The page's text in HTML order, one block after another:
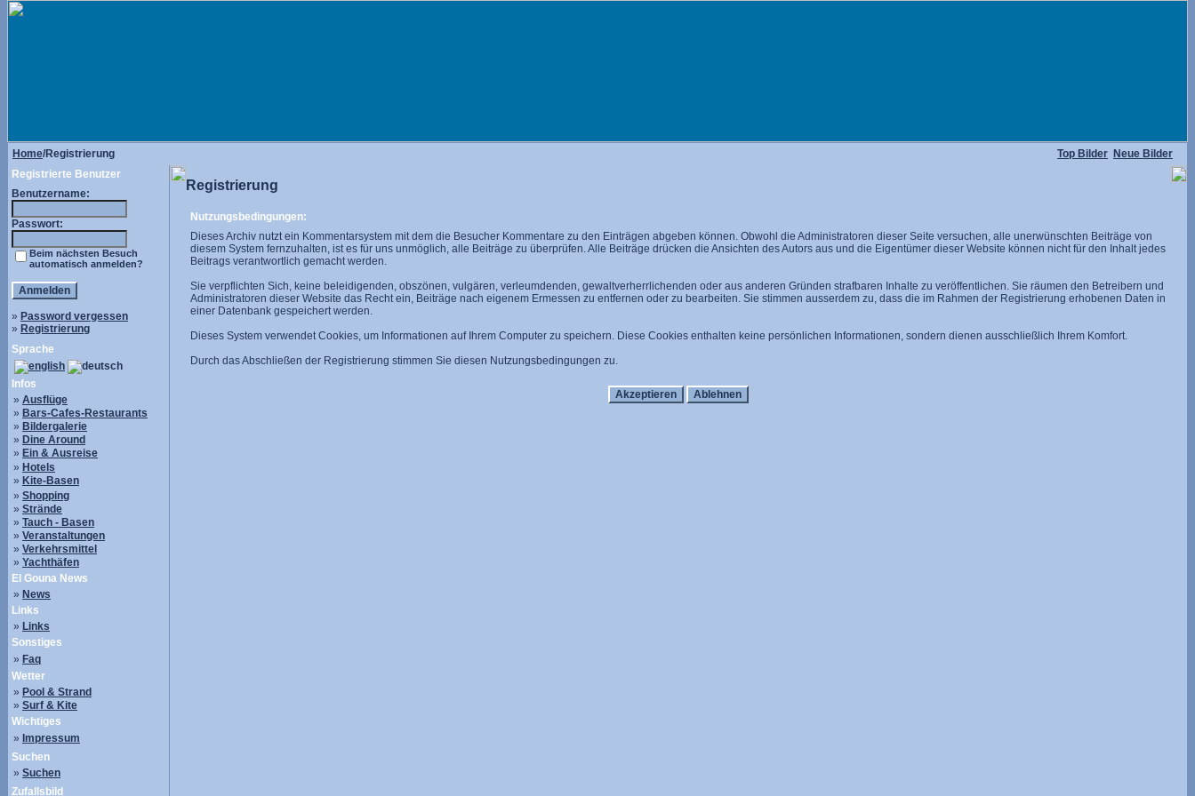
Home/Registrierung Top Bilder Neue Bilder
Registrierte Benutzer
Benutzername:
Passwort:
Beim nächsten Besuch
automatisch anmelden?
» Password vergessen
» Registrierung
Sprache
Infos
» Ausflüge
» Bars-Cafes-Restaurants
» Bildergalerie
» Dine Around
» Ein & Ausreise
» Hotels
» Kite-Basen
» Shopping
» Strände
» Tauch - Basen
» Veranstaltungen
» Verkehrsmittel
» Yachthäfen
El Gouna News
» News
Links
» Links
Sonstiges
» Faq
Wetter
» Pool & Strand
» Surf & Kite
Wichtiges
» Impressum
Suchen
» Suchen
Zufallsbild
Registrierung
Nutzungsbedingungen:
Dieses Archiv nutzt ein Kommentarsystem mit dem die Besucher Kommentare zu den Einträgen abgeben können. Obwohl die Administratoren dieser Seite versuchen, alle unerwünschten Beiträge von
diesem System fernzuhalten, ist es für uns unmöglich, alle Beiträge zu überprüfen. Alle Beiträge drücken die Ansichten des Autors aus und die Eigentümer dieser Website können nicht für den Inhalt jedes
Beitrags verantwortlich gemacht werden.
Sie verpflichten Sich, keine beleidigenden, obszönen, vulgären, verleumdenden, gewaltverherrlichenden oder aus anderen Gründen strafbaren Inhalte zu veröffentlichen. Sie räumen den Betreibern und
Administratoren dieser Website das Recht ein, Beiträge nach eigenem Ermessen zu entfernen oder zu bearbeiten. Sie stimmen ausserdem zu, dass die im Rahmen der Registrierung erhobenen Daten in
einer Datenbank gespeichert werden.
Dieses System verwendet Cookies, um Informationen auf Ihrem Computer zu speichern. Diese Cookies enthalten keine persönlichen Informationen, sondern dienen ausschließlich Ihrem Komfort.
Durch das Abschließen der Registrierung stimmen Sie diesen Nutzungsbedingungen zu.